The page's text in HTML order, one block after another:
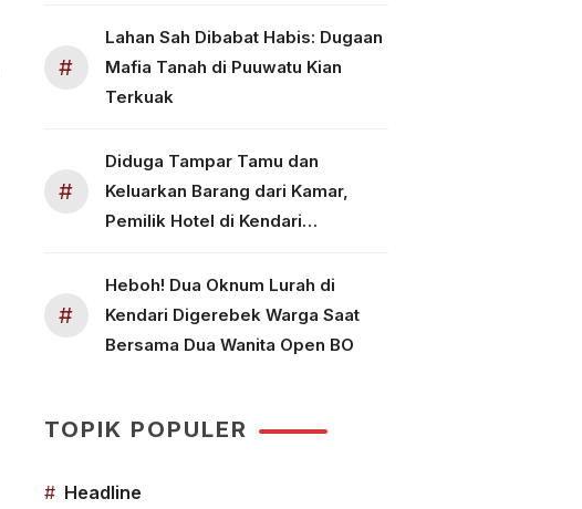
#
Lahan Sah Dibabat Habis: Dugaan
Mafia Tanah di Puuwatu Kian
Terkuak
#
Diduga Tampar Tamu dan
Keluarkan Barang dari Kamar,
Pemilik Hotel di Kendari
#
Heboh! Dua Oknum Lurah di
Kendari Digerebek Warga Saat
Bersama Dua Wanita Open BO
TOPIK POPULER
# Headline